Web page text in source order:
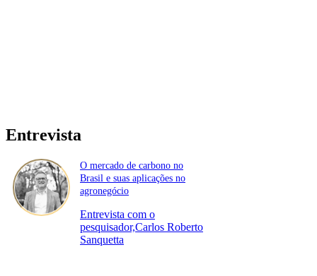
Entrevista
O mercado de carbono no
Brasil e suas aplicações no
agronegócio
Entrevista com o
pesquisador,Carlos Roberto
Sanquetta